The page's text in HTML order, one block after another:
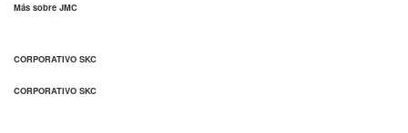
Más sobre JMC
CORPORATIVO SKC
CORPORATIVO SKC